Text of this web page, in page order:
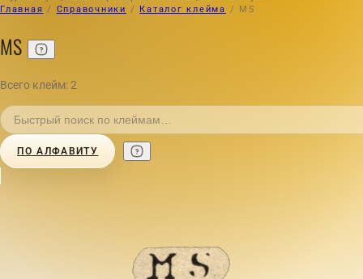
Главная / Справочники / Каталог клейма / MS
MS
Всего клейм: 2
ПО АЛФАВИТУ